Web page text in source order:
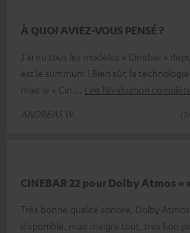
À QUOI AVIEZ-VOUS PENSÉ ?
J'ai eu tous les modèles « Cinebar »
est le summum ! Bien sûr, la
mais le « Cin
Lire l’évaluation
ANDREAS W.
CINEBAR 22 pour Dolby Atmos «
Très bonne qualité sonore, Dolby
disponible, mais malgré tout, très bon